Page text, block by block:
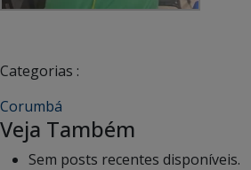
Categorias :
Corumbá
Veja Também
Sem posts recentes disponíveis.